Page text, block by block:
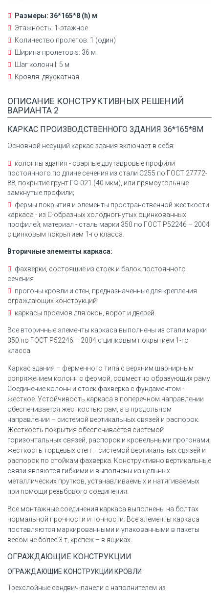
Размеры: 36*165*8 (h) м
Этажность: 1-этажное
Количество пролетов: 1 (один)
Ширина пролетов s: 36 м
Шаг колонн l: 5 м
Кровля: двускатная
ОПИСАНИЕ КОНСТРУКТИВНЫХ РЕШЕНИЙ
ВАРИАНТА 2
КАРКАС ПРОИЗВОДСТВЕННОГО ЗДАНИЯ 36*165*8М
Основной несущий каркас здания включает в себя:
колонны здания - сварные двутавровые профили
постоянного по длине сечения из стали С255 по ГОСТ 27772-
88, покрытие грунт ГФ-021 (40 мкм), или прямоугольные
замкнутые профили;
фермы покрытия и элементы пространственной жесткости
каркаса - из С-образных холодногнутых оцинкованных
профилей; материал - сталь марки 350 по ГОСТ Р52246 – 2004
с цинковым покрытием 1-го класса.
Вторичные элементы каркаса:
фахверки, состоящие из стоек и балок постоянного
сечения
прогоны кровли и стен, предназначенные для крепления
ограждающих конструкций
каркасы проемов для окон, ворот и дверей.
Все вторичные элементы каркаса выполнены из стали марки
350 по ГОСТ Р52246 – 2004 с цинковым покрытием 1-го
класса.
Каркас здания – ферменного типа с верхним шарнирным
сопряжением колонн с фермой, совместно образующих раму.
Соединение колонн и стоек фахверка с фундаментом -
жесткое. Устойчивость каркаса в поперечном направлении
обеспечивается жесткостью рам, а в продольном
направлении – системой вертикальных связей и распорок.
Жесткость покрытия обеспечивается системой
горизонтальных связей, распорок и кровельными прогонами;
жесткость торцевых стен – системой вертикальных связей и
распорок по стойкам фахверка. Конструктивно вертикальные
связи являются гибкими и выполнены из цельных
металлических прутков, устанавливаемых и натягиваемых
при помощи резьбового соединения.
Все монтажные соединения каркаса выполнены на болтах
нормальной прочности и точности. Все элементы каркаса
поставляются маркированными и упакованными в пакеты
весом не более 3 т, крепеж – в ящиках.
ОГРАЖДАЮЩИЕ КОНСТРУКЦИИ
ОГРАЖДАЮЩИЕ КОНСТРУКЦИИ КРОВЛИ
Трехслойные сэндвич-панели c наполнителем из